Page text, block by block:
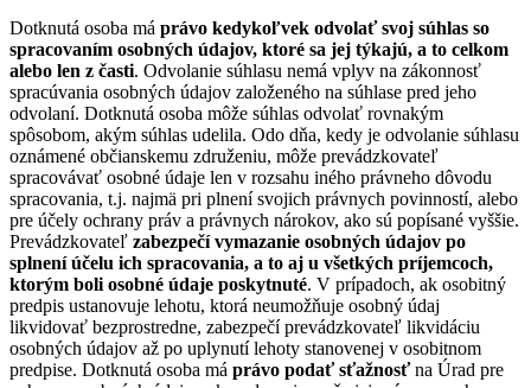
Dotknutá osoba má právo kedykoľvek odvolať svoj súhlas so
spracovaním osobných údajov, ktoré sa jej týkajú, a to celkom
alebo len z časti. Odvolanie súhlasu nemá vplyv na zákonnosť
spracúvania osobných údajov založeného na súhlase pred jeho
odvolaní. Dotknutá osoba môže súhlas odvolať rovnakým
spôsobom, akým súhlas udelila. Odo dňa, kedy je odvolanie súhlasu
oznámené občianskemu združeniu, môže prevádzkovateľ
spracovávať osobné údaje len v rozsahu iného právneho dôvodu
spracovania, t.j. najmä pri plnení svojich právnych povinností, alebo
pre účely ochrany práv a právnych nárokov, ako sú popísané vyššie.
Prevádzkovateľ zabezpečí vymazanie osobných údajov po
splnení účelu ich spracovania, a to aj u všetkých príjemcoch,
ktorým boli osobné údaje poskytnuté. V prípadoch, ak osobitný
predpis ustanovuje lehotu, ktorá neumožňuje osobný údaj
likvidovať bezprostredne, zabezpečí prevádzkovateľ likvidáciu
osobných údajov až po uplynutí lehoty stanovenej v osobitnom
predpise. Dotknutá osoba má právo podať sťažnosťna Úrad pre